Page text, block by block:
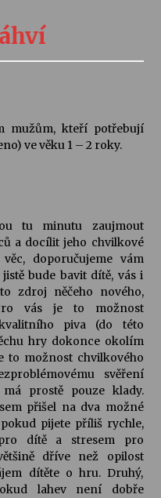
Duškové: Stávám se
festival Quijotova
8. 2026
Kolchoz a
Rufus Miller
mužům, kteří potřebují
ve věku 1 – 2 roky.
tu minutu zaujmout
a docílit jeho chvilkové
doporučujeme vám
bude bavit dítě, vás i
zdroj něčeho nového,
vás je to možnost
piva (do této
hry dokonce okolím
to možnost chvilkového
svěření
prostě pouze klady.
přišel na dva možné
pijete příliš rychle,
dítě a stresem pro
dříve než opilost
dítěte o hru. Druhý,
lahev není dobře